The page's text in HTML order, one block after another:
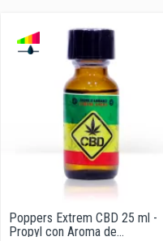
Poppers Extrem CBD 25 ml -
Propyl con Aroma de...